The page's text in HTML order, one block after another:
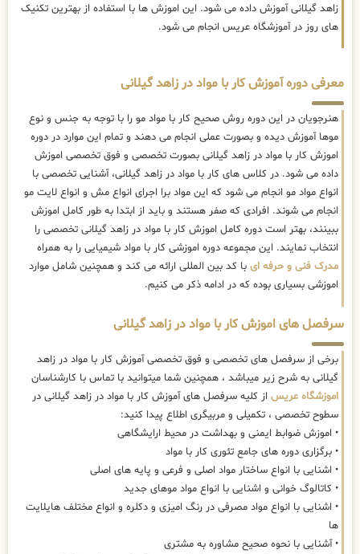
زاهد گیلانی آموزش داده می شود. این اموزش ها با استفاده از بهترین تکنیک
های روز در آموزشگاه عریس انجام می شود.
معرفی دوره آموزش کار با مواد در زاهد گیلانی
هنرجویان در این دوره روش صحیح کار با مواد مو را با توجه به جنس و نوع
موها آموزش دیده و بصورت عملی انجام می دهند و تمام این موارد در دوره
اموزش کار با مواد در زاهد گیلانی بصورت تخصصی و فوق تخصصی اموزش
داده می شود. در کلاس های کار با مواد در زاهد گیلانی، آشنایی تخصصی با
انواع مواد مو انجام می شود که این مواد برا اجرای انواع مش و انواع لایت مو
انجام می شوند. افرادی که صفر هستند و باید از ابتدا به طور کامل اموزش
ببینند، بهتر است دوره کامل اموزش کار با مواد در زاهد گیلانی تخصصی را
انتخاب نمایند. این مجموعه دوره اموزشی کار با مواد شیمیایی را به همراه
مدرک فنی و حرفه ای با کد بین المللی ارائه می کند و همچنین شامل موارد
اموزشی بسیاری بوده که در ادامه ذکر می کنیم.
سرفصل های اموزش کار با مواد در زاهد گیلانی
برخی از سرفصل های تخصصی و فوق تخصصی آموزش کار با مواد در زاهد
گیلانی به شرح زیر میباشد ، همچنین شما میتوانید با تماس با کارشناسان
اموزشگاه عریس از کلیه سرفصل های آموزش کار با مواد در زاهد گیلانی در
سطوح تخصصی ، تکمیلی و مربیگری اطلاع پیدا کنید:
• اموزش ضوابط ایمنی و بهداشت در محیط ارایشگاهی
• برگزاری دوره های جامع تئوری کار با مواد
• اشنایی با انواع ساختار مواد اصلی و فرعی و پایه های اصلی
• کاتالوگ خوانی و اشنایی با انواع مواد موهای جدید
• اشنایی با انواع مواد مصرفی در رنگ امیزی و دکلره و انواع مختلف هایلایت
ها
• آشنایی با نحوه صحیح مشاوره به مشتری